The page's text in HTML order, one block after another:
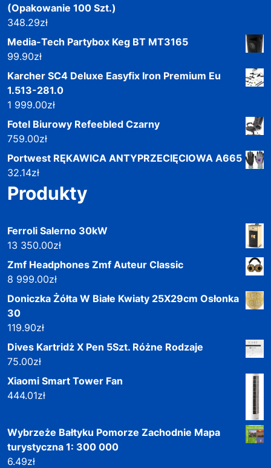
(Opakowanie 100 Szt.)
348.29zł
Media-Tech Partybox Keg BT MT3165
99.90zł
Karcher SC4 Deluxe Easyfix Iron Premium Eu
1.513-281.0
1 999.00zł
Fotel Biurowy Refeebled Czarny
759.00zł
Portwest RĘKAWICA ANTYPRZECIĘCIOWA A665
32.14zł
Produkty
Ferroli Salerno 30kW
13 350.00zł
Zmf Headphones Zmf Auteur Classic
8 999.00zł
Doniczka Żółta W Białe Kwiaty 25X29cm Osłonka
30
119.90zł
Dives Kartridż X Pen 5Szt. Różne Rodzaje
75.00zł
Xiaomi Smart Tower Fan
444.01zł
Wybrzeże Bałtyku Pomorze Zachodnie Mapa
turystyczna 1: 300 000
6.49zł